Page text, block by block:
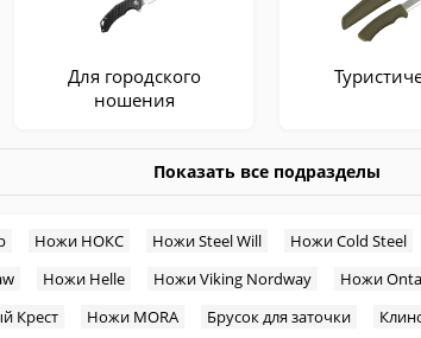
Для городского
ношения
Показать все подразделы
Ножи НОКС Ножи Steel Will Ножи Cold Steel
Ножи Helle Ножи Viking Nordway Ножи
Крест
Ножи MORA Брусок для заточки